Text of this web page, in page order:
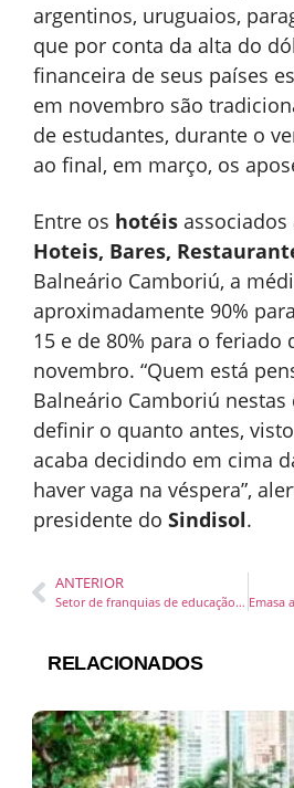
argentinos, uruguaios,
que por conta da alta do
financeira de seus países
em novembro são
de estudantes, durante o
ao final, em março, os
Entre os hotéis associados
Hoteis, Bares,
Balneário Camboriú, a
aproximadamente 90%
15 e de 80% para o feriado
novembro. “Quem está
Balneário Camboriú nestas
definir o quanto antes,
acaba decidindo em cima
haver vaga na véspera”,
presidente do Sindisol.
ANTERIOR
Setor de franquias de educação cresce 9,7% e escolas de idiomas têm alta demanda por aulas presenciais
RELACIONADOS